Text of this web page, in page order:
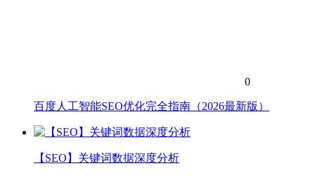
0
百度人工智能SEO优化完全指南（2026最新版）
【SEO】关键词数据深度分析